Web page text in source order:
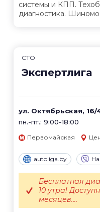
системы и КПП.
диагностика.
СТО
Экспертлига
ул. Октябрьская, 16/
пн.-пт.: 9:00-18:00
Первомайская
autoliga.by
Бесплатная
10 утра!
месяцев....